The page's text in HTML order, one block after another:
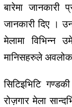
बारेमा जानकारी
जानकारी दिए ।
मेलामा
विभिन्न
मानिसहरुले
सिटिइभिटि गण्डकी
रोज़गार मेला